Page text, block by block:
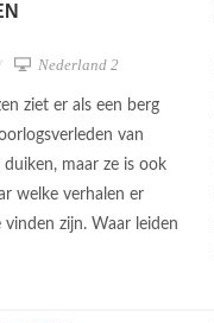
Nederland 2
ziet er als een berg
van
maar ze is ook
welke verhalen er
zijn. Waar leiden